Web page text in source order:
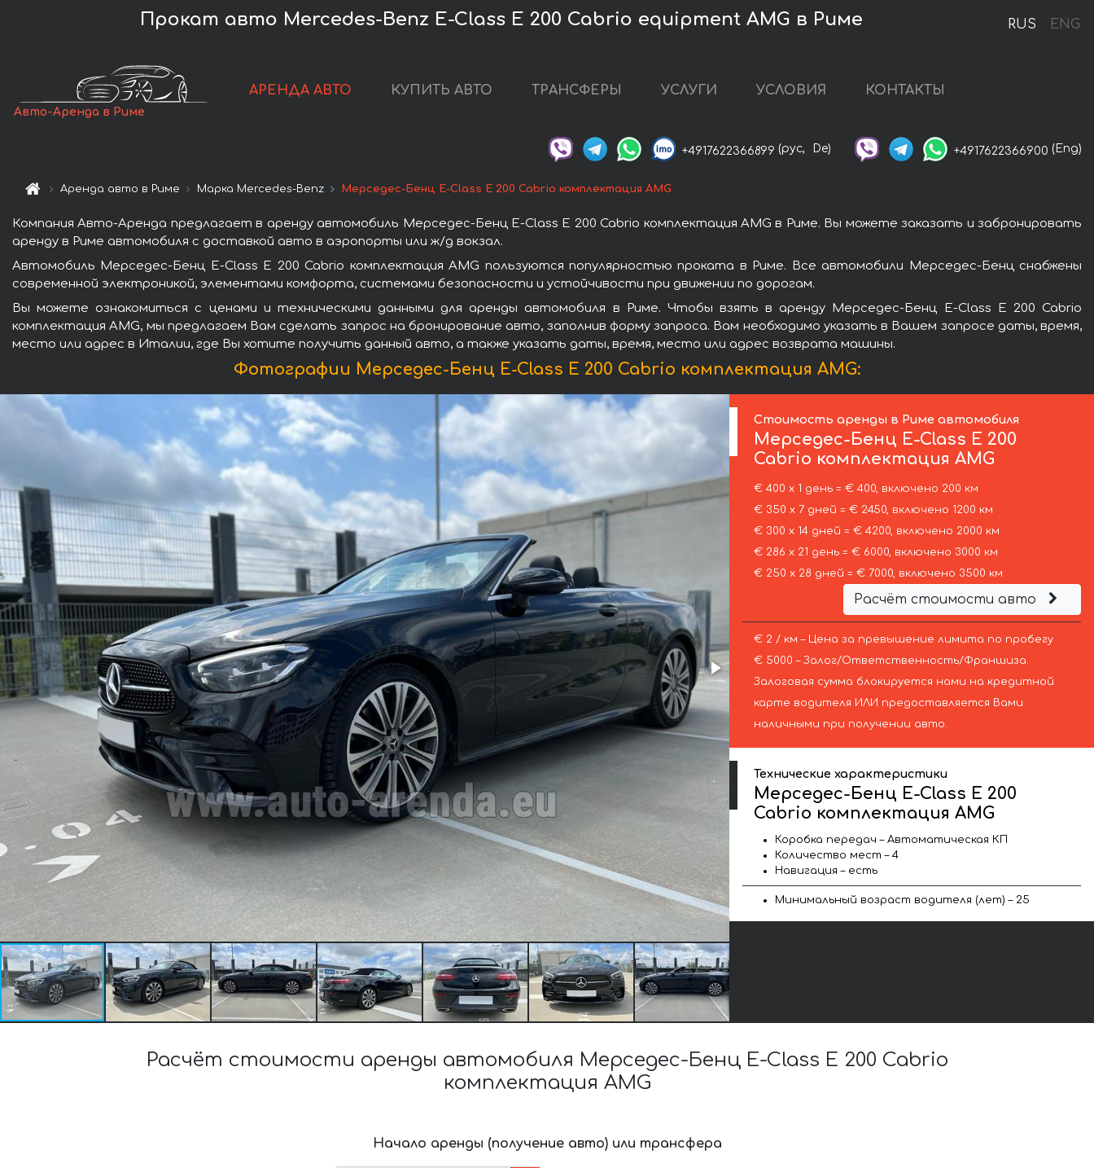
RUS ENG
Прокат авто Mercedes-Benz E-Class E 200 Cabrio equipment AMG в Риме
Авто-Аренда в Риме
АРЕНДА АВТО КУПИТЬ АВТО ТРАНСФЕРЫ УСЛУГИ УСЛОВИЯ КОНТАКТЫ
+4917622366899 (рус, De) +4917622366900 (Eng)
Аренда авто в Риме Марка Mercedes-Benz Мерседес-Бенц E-Class E 200 Cabrio комплектация AMG
Компания Авто-Аренда предлагает в аренду автомобиль Мерседес-Бенц E-Class E 200 Cabrio комплектация AMG в Риме. Вы можете заказать и забронировать
аренду в Риме автомобиля с доставкой авто в аэропорты или ж/д вокзал.
Автомобиль Мерседес-Бенц E-Class E 200 Cabrio комплектация AMG пользуются популярностью проката в Риме. Все автомобили Мерседес-Бенц снабжены
современной электроникой, элементами комфорта, системами безопасности и устойчивости при движении по дорогам.
Вы можете ознакомиться с ценами и техническими данными для аренды автомобиля в Риме. Чтобы взять в аренду Мерседес-Бенц E-Class E 200 Cabrio
комплектация AMG, мы предлагаем Вам сделать запрос на бронирование авто, заполнив форму запроса. Вам необходимо указать в Вашем запросе даты, время,
место или адрес в Италии, где Вы хотите получить данный авто, а также указать даты, время, место или адрес возврата машины.
Фотографии Мерседес-Бенц E-Class E 200 Cabrio комплектация AMG:
Стоимость аренды в Риме автомобиля
Мерседес-Бенц E-Class E 200
Cabrio комплектация AMG
€ 400 х 1 день = € 400, включено 200 км
€ 350 х 7 дней = € 2450, включено 1200 км
€ 300 х 14 дней = € 4200, включено 2000 км
€ 286 х 21 день = € 6000, включено 3000 км
€ 250 х 28 дней = € 7000, включено 3500 км
Расчёт стоимости авто
€ 2 / км – Цена за превышение лимита по пробегу
€ 5000 – Залог/Ответственность/Франшиза.
Залоговая сумма блокируется нами на кредитной
карте водителя ИЛИ предоставляется Вами
наличными при получении авто.
Технические характеристики
Мерседес-Бенц E-Class E 200
Cabrio комплектация AMG
Коробка передач – Автоматическая КП
Количество мест – 4
Навигация – есть
Минимальный возраст водителя (лет) – 25
Расчёт стоимости аренды автомобиля Мерседес-Бенц E-Class E 200 Cabrio
комплектация AMG
Начало аренды (получение авто) или трансфера